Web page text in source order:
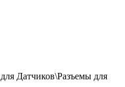
Датчиков\Разъемы для